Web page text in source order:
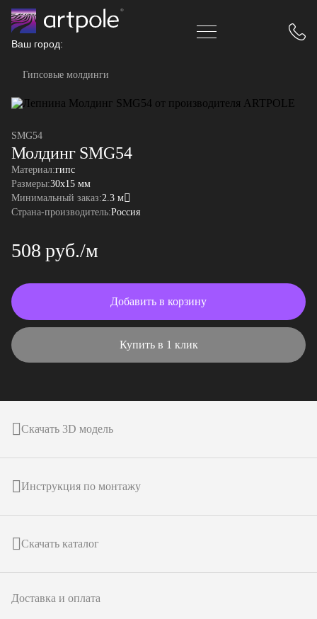
Ваш город:
Гипсовые молдинги
SMG54
Молдинг SMG54
Материал:гипс
Размеры:30x15 мм
Минимальный заказ:2.3 м
Страна-производитель:Россия
508 руб./м
Добавить в корзину
Купить в 1 клик
Скачать 3D модель
Инструкция по монтажу
Скачать каталог
Доставка и оплата